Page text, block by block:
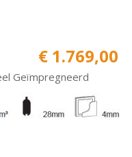
€ 1.769,00
Geïmpregneerd